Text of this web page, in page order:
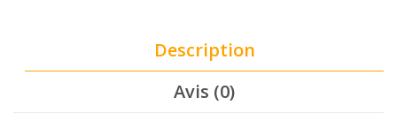
Description
Avis (0)